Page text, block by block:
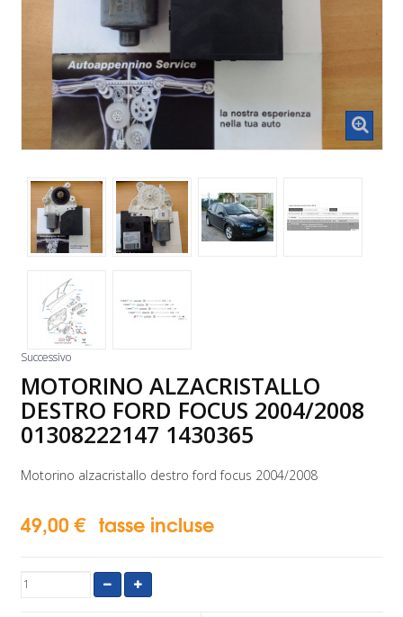
Successivo
MOTORINO ALZACRISTALLO
DESTRO FORD FOCUS 2004/2008
01308222147 1430365
Motorino alzacristallo destro ford focus 2004/2008
49,00 € tasse incluse